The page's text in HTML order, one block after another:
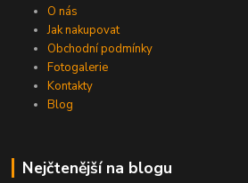
O nás
Jak nakupovat
Obchodní podmínky
Fotogalerie
Kontakty
Blog
Nejčtenější na blogu